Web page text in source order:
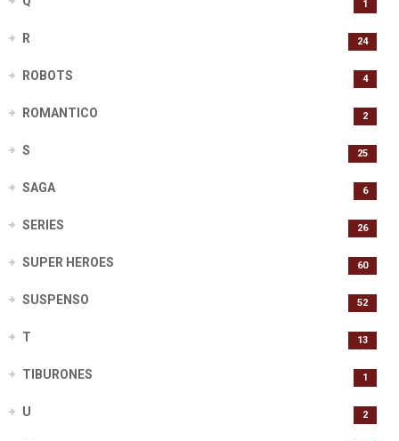
1
R 24
ROBOTS 4
ROMANTICO 2
S 25
SAGA 6
SERIES 26
SUPER HEROES 60
SUSPENSO 52
T 13
TIBURONES 1
U 2